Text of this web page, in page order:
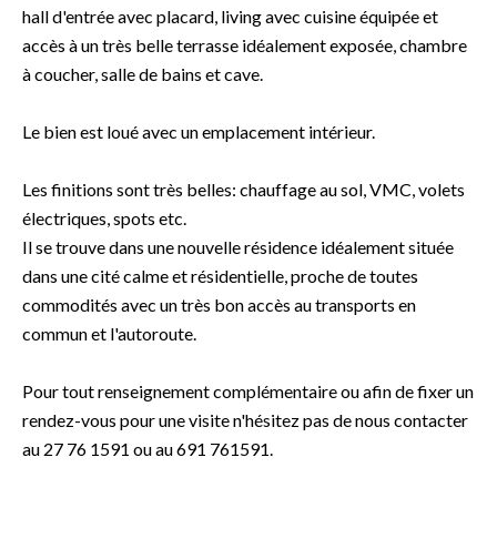
hall d'entrée avec placard, living avec cuisine équipée et
accès à un très belle terrasse idéalement exposée, chambre
à coucher, salle de bains et cave.
Le bien est loué avec un emplacement intérieur.
Les finitions sont très belles: chauffage au sol, VMC, volets
électriques, spots etc.
Il se trouve dans une nouvelle résidence idéalement située
dans une cité calme et résidentielle, proche de toutes
commodités avec un très bon accès au transports en
commun et l'autoroute.
Pour tout renseignement complémentaire ou afin de fixer un
rendez-vous pour une visite n'hésitez pas de nous contacter
au 27 76 1591 ou au 691 761591.